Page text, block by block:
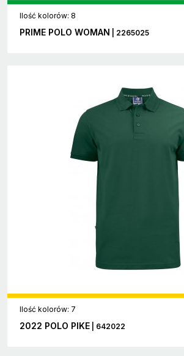
Ilość kolorów: 8
PRIME POLO WOMAN | 2265025
Ilość kolorów: 7
2022 POLO PIKE | 642022